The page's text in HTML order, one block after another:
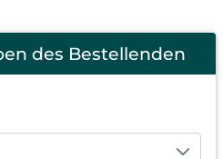
des Bestellenden